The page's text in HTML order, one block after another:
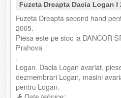
Fuzeta Dreapta Dacia Logan I
Fuzeta Dreapta second hand
2005.
Piesa este pe stoc la DANCOR
Prahova
.
Logan. Dacia Logan avariat,
dezmembrari Logan, masini
pentru Logan.